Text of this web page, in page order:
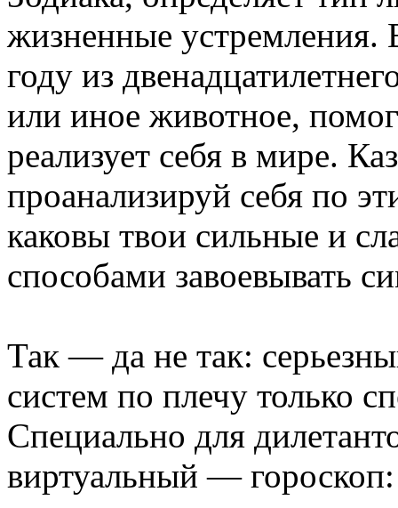
жизненные
году из
или иное животное,
реализует себя в мире.
проанализируй себя по
каковы твои сильные и
способами завоевывать
Так — да не так:
систем по плечу только
Специально для
виртуальный — гороскоп: